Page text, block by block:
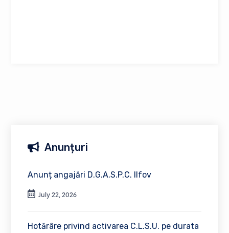
Anunțuri
Anunț angajări D.G.A.S.P.C. Ilfov
July 22, 2026
Hotărâre privind activarea C.L.S.U. pe durata